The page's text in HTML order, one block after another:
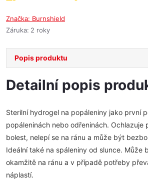
Značka: Burnshield
Záruka: 2 roky
Popis produktu
Detailní popis
Sterilní hydrogel na popáleniny jako první
popáleninách nebo odřeninách. Ochlazuje
bolest, nelepí se na ránu a může být
Ideální také na spáleniny od slunce. Může
okamžitě na ránu a v případě potřeby
náplastí.